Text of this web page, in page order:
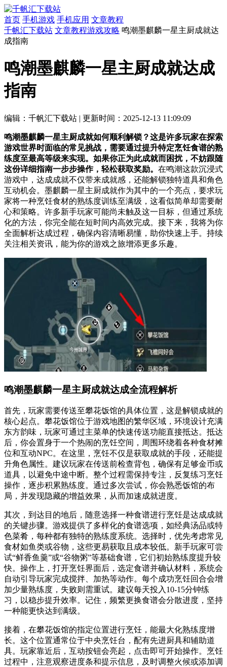
首页 手机游戏 手机应用 文章教程
千帆汇下载站 文章教程游戏攻略 鸣潮墨麒麟一星主厨成就达
成指南
鸣潮墨麒麟一星主厨成就达成
指南
编辑：千帆汇下载站 | 更新时间：2025-12-13 11:09:09
鸣潮墨麒麟一星主厨成就如何顺利解锁？这是许多玩家在探索
游戏世界时面临的常见挑战，需要通过提升特定烹饪食谱的熟
练度至最高等级来实现。如果你正为此成就而困扰，不妨跟随
这份详细指南一步步操作，轻松获取奖励。 在鸣潮这款沉浸式
游戏中，达成成就不仅带来成就感，还能解锁独特道具和角色
互动机会。墨麒麟一星主厨成就作为其中的一个亮点，要求玩
家将一种烹饪食材的熟练度训练至满级，这看似简单却需要耐
心和策略。许多新手玩家可能尚未触及这一目标，但通过系统
化的方法，你完全能在短时间内高效完成。接下来，我将为你
全面解析达成过程，确保内容清晰易懂，助你快速上手。持续
关注相关资讯，能为你的游戏之旅增添更多乐趣。
鸣潮墨麒麟一星主厨成就达成全流程解析
首先，玩家需要传送至攀花饭馆的具体位置，这是解锁成就的
核心起点。攀花饭馆位于游戏地图的繁华区域，环境设计充满
东方韵味，玩家可通过主菜单的快速传送功能直接抵达。抵达
后，你会置身于一个热闹的烹饪空间，周围环绕着各种食材摊
位和互动NPC。在这里，烹饪不仅是获取成就的手段，还能提
升角色属性。建议玩家在传送前检查背包，确保有足够金币或
道具，以避免中途中断。整个过程需保持专注，反复练习烹饪
操作，逐步积累熟练度。通过多次尝试，你会熟悉饭馆的布
局，并发现隐藏的增益效果，从而加速成就进度。
其次，到达目的地后，随意选择一种食谱进行烹饪是达成成就
的关键步骤。游戏提供了多样化的食谱选项，如经典汤品或特
色菜肴，每种都有独特的熟练度系统。选择时，优先考虑常见
食材如鱼类或谷物，这些更易获取且成本较低。新手玩家可尝
试“鲜香鱼羹”或“谷物粥”等基础食谱，它们初始熟练度提升较
快。操作上，打开烹饪界面后，选定食谱并确认材料，系统会
自动引导玩家完成搅拌、加热等动作。每个成功烹饪回合会增
加少量熟练度，失败则需重试。建议每天投入10-15分钟练
习，以稳步提升效率。记住，频繁更换食谱会分散进度，坚持
一种能更快达到满级。
接着，在攀花饭馆的指定位置进行烹饪，能最大化熟练度增
长。这个位置通常位于中央烹饪台，配有先进厨具和辅助道
具。玩家靠近后，互动按钮会亮起，点击即可开始操作。烹饪
过程中，注意观察进度条和提示信息，及时调整火候或添加调